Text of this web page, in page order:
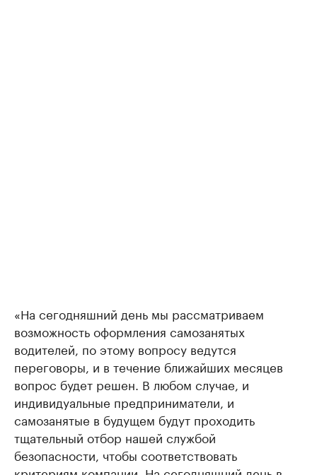
«На сегодняшний день мы рассматриваем
возможность оформления самозанятых
водителей, по этому вопросу ведутся
переговоры, и в течение ближайших месяцев
вопрос будет решен. В любом случае, и
индивидуальные предприниматели, и
самозанятые в будущем будут проходить
тщательный отбор нашей службой
безопасности, чтобы соответствовать